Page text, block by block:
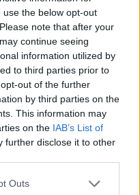
the below opt-out
note that after your
continue seeing
information utilized by
to third parties prior to
out of the further
by third parties on the
This information may
on the IAB’s List of
further disclose it to other
Outs
112 νέοι
φοιτήσουν το 2026-
πανεπιστήμια
για μεταπτυχιακές &
σπουδές
και Ίδρυμα
μέσω της